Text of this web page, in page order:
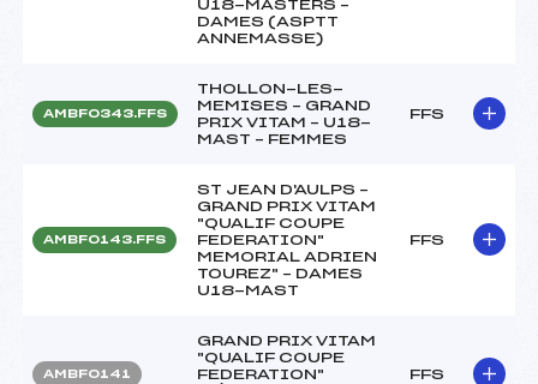
U18-MASTERS –
DAMES (ASPTT
ANNEMASSE)
AMBF0343.FFS
THOLLON-LES-
MEMISES – GRAND
PRIX VITAM – U18-
MAST – FEMMES
FFS
AMBF0143.FFS
ST JEAN D'AULPS –
GRAND PRIX VITAM
"QUALIF COUPE
FEDERATION"
MEMORIAL ADRIEN
TOUREZ" – DAMES
U18-MAST
FFS
AMBF0141
GRAND PRIX VITAM
"QUALIF COUPE
FEDERATION"
FFS